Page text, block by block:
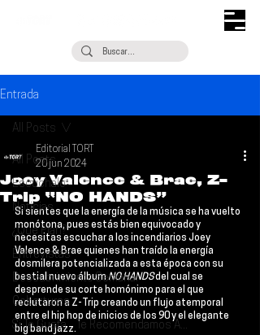
Entrada
All Posts
Escúchalo
Noticias
¿Qué Plan?
Entrevistas
Descubrimiento Semanal
Coberturas
Si Te Gusta... Te Recomendamos A...
All Posts
Joey Valence & Brae, Z-
Trip “NO HANDS”
Editorial TORT
20 jun 2024
Si sientes que la energía de la música se ha vuelto
monótona, pues estás bien equivocado y
necesitas escuchar a los incendiarios Joey
Valence & Brae quienes han traído la energía
dosmilera potencializada a esta época con su
bestial nuevo álbum NO HANDS del cual se
desprende su corte homónimo para el que
reclutaron a Z-Trip creando un flujo atemporal
entre el hip hop de inicios de los 90 y el elegante
big band jazz.